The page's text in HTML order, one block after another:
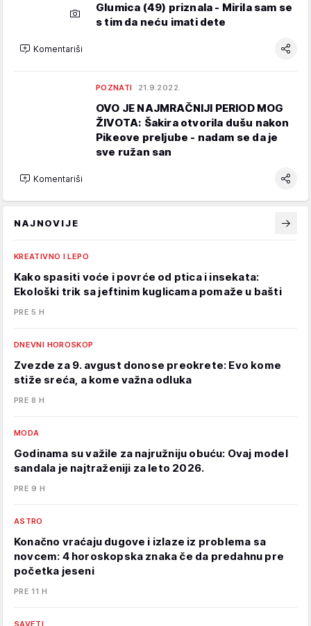
Glumica (49) priznala - Mirila sam se
s tim da neću imati dete
Komentariši
POZNATI 21.9.2022.
OVO JE NAJMRAČNIJI PERIOD MOG
ŽIVOTA: Šakira otvorila dušu nakon
Pikeove preljube - nadam se da je
sve ružan san
Komentariši
NAJNOVIJE
KREATIVNO I LEPO
Kako spasiti voće i povrće od ptica i insekata:
Ekološki trik sa jeftinim kuglicama pomaže u bašti
PRE 5 H
DNEVNI HOROSKOP
Zvezde za 9. avgust donose preokrete: Evo kome
stiže sreća, a kome važna odluka
PRE 8 H
MODA
Godinama su važile za najružniju obuću: Ovaj model
sandala je najtraženiji za leto 2026.
PRE 9 H
ASTRO
Konačno vraćaju dugove i izlaze iz problema sa
novcem: 4 horoskopska znaka če da predahnu pre
početka jeseni
PRE 11 H
SAVETI